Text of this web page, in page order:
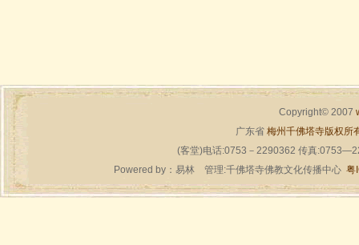
Copyright© 2007
广东省 梅州千佛塔寺版权所
(客堂)电话:0753－2290362 传真
Powered by： 易林管理:千佛塔寺佛教文化传播中心 粤